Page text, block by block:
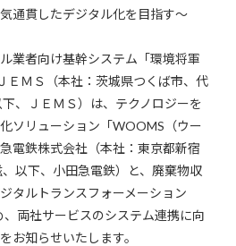
通貫したデジタル化を目指す～
業者向け基幹システム「環境将軍
ＥＭＳ（本社：茨城県つくば市、代
、ＪＥＭＳ）は、テクノロジーを
ソリューション「WOOMS（ウー
電鉄株式会社（本社：東京都新宿
以下、小田急電鉄）と、廃棄物収
タルトランスフォーメーション
、両社サービスのシステム連携に向
お知らせいたします。